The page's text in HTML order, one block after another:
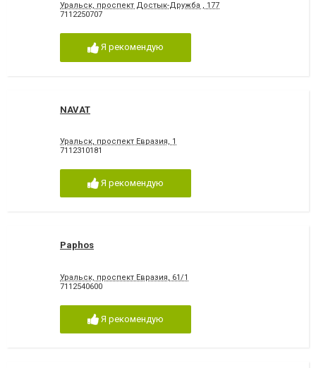
Уральск, проспект Достык-Дружба , 177
7112250707
Я рекомендую
NAVAT
Уральск, проспект Евразия, 1
7112310181
Я рекомендую
Paphos
Уральск, проспект Евразия, 61/1
7112540600
Я рекомендую